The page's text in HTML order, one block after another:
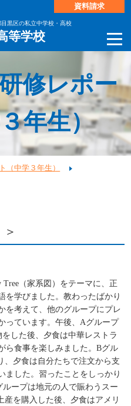
黒区の私立中学校・高校
等学校
資料請求
修レポー
年生）
（中学３年生）
Tree （家系図）をテーマに、正
を学びました。教わったばかり
を考えて、他のグループにプレ
っています。午後、Aグループ
をした後、夕食は中華レストラ
ら食事を楽しみました。Bグル
、夕食は自分たちで注文から支
ました。習ったことをしっかり
ループは地元の人で賑わうスー
産を購入した後、夕食はアメリ